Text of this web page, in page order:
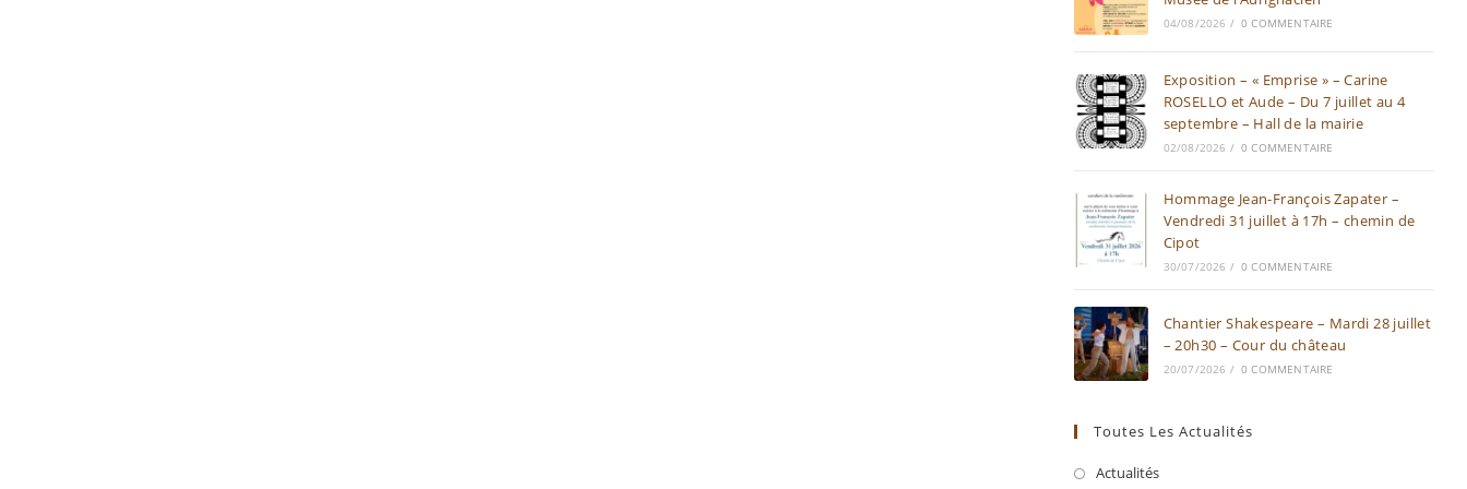
04/08/2026 / 0 COMMENTAIRE
Exposition – « Emprise » – Carine
ROSELLO et Aude – Du 7 juillet au 4
septembre – Hall de la mairie
02/08/2026 / 0 COMMENTAIRE
Hommage Jean-François Zapater –
Vendredi 31 juillet à 17h – chemin de
Cipot
30/07/2026 / 0 COMMENTAIRE
Chantier Shakespeare – Mardi 28 juillet
– 20h30 – Cour du château
20/07/2026 / 0 COMMENTAIRE
Toutes Les Actualités
Actualités